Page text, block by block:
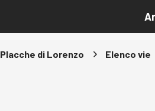
Placche di Lorenzo Elenco vie